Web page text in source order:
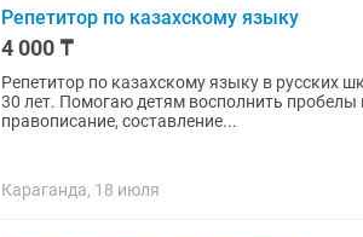
Репетитор по казахскому языку
4 000 ₸
Репетитор по казахскому языку в русских
30 лет. Помогаю детям восполнить пробелы
правописание, составление...
Караганда, 18 июля